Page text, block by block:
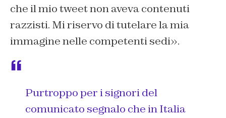
che il mio tweet non aveva contenuti
razzisti. Mi riservo di tutelare la mia
immagine nelle competenti sedi».
Purtroppo per i signori del
comunicato segnalo che in Italia